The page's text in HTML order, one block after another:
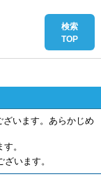
います。あらかじめ
。
います。